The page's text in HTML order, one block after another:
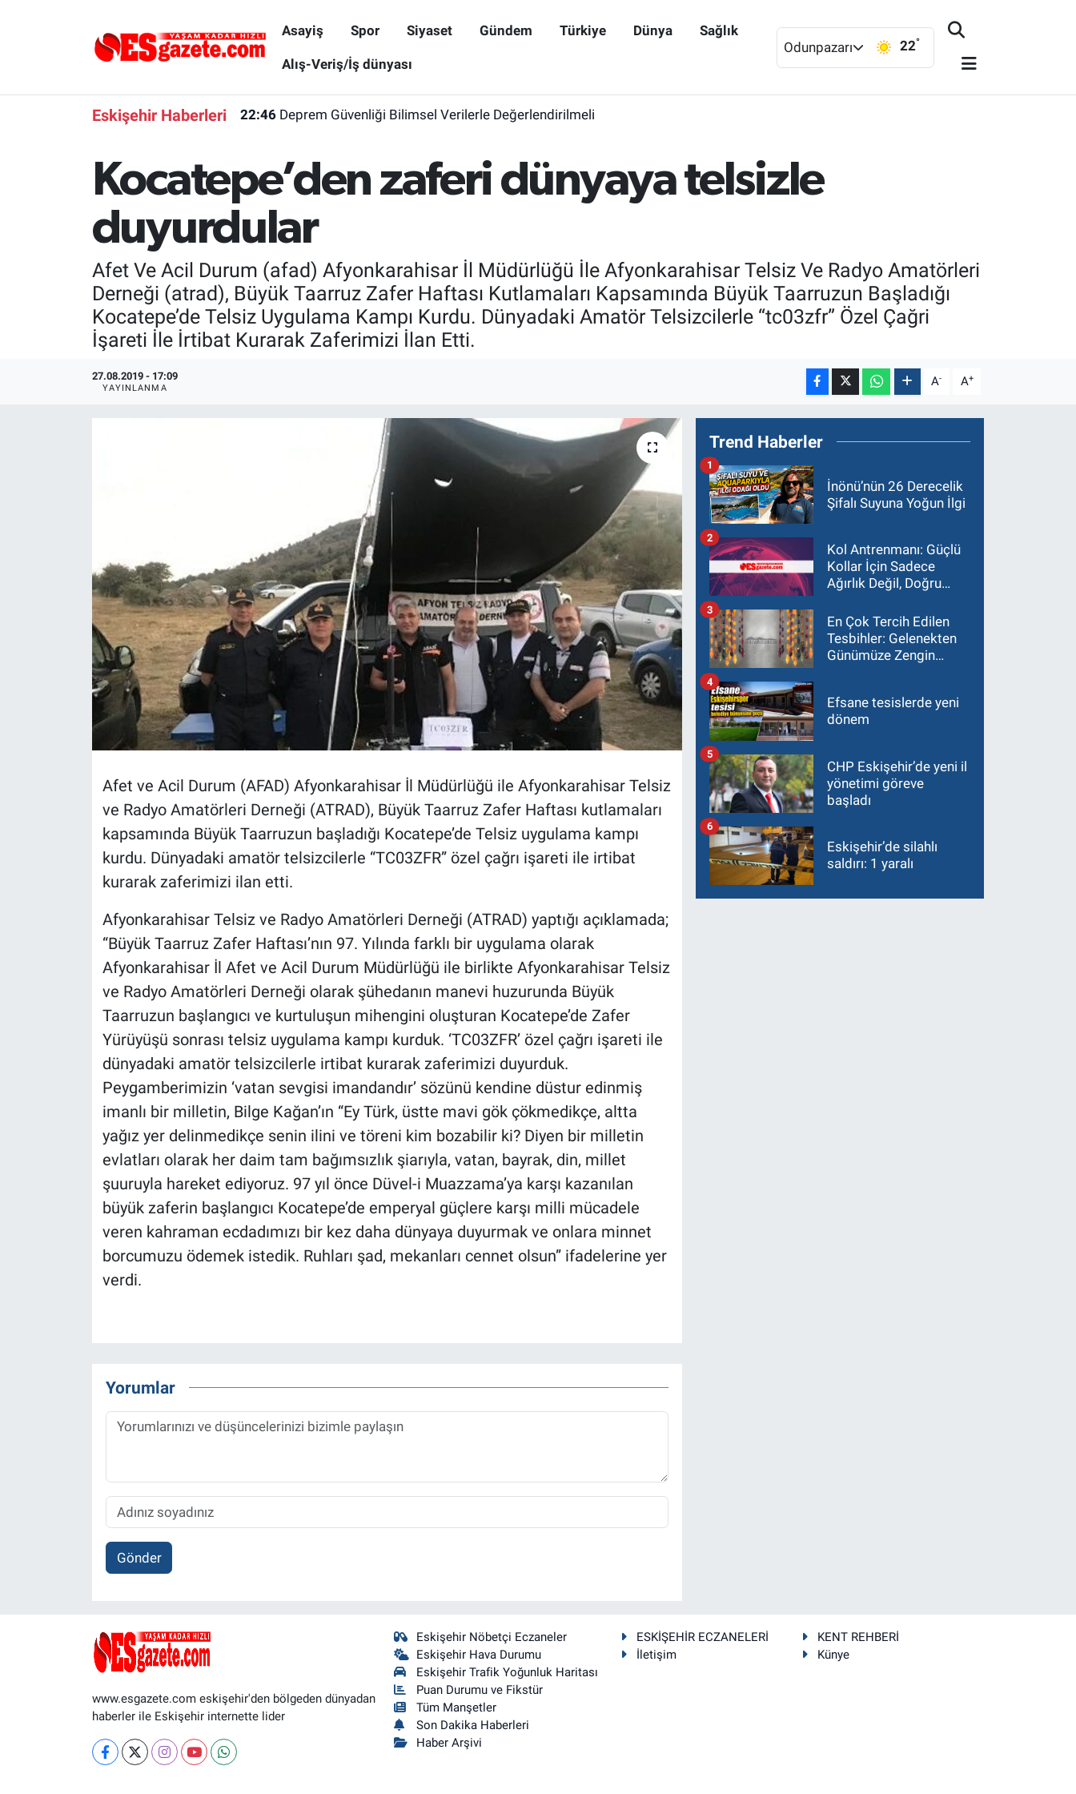
Asayiş Spor Siyaset Gündem Türkiye Dünya Sağlık
Alış-Veriş/İş dünyası
Odunpazarı 22°
Eskişehir Haberleri 22:46 Deprem Güvenliği Bilimsel Verilerle Değerlendirilmeli
Kocatepe’den zaferi dünyaya telsizle
duyurdular
Afet Ve Acil Durum (afad) Afyonkarahisar İl Müdürlüğü İle Afyonkarahisar Telsiz Ve Radyo Amatörleri
Derneği (atrad), Büyük Taarruz Zafer Haftası Kutlamaları Kapsamında Büyük Taarruzun Başladığı
Kocatepe’de Telsiz Uygulama Kampı Kurdu. Dünyadaki Amatör Telsizcilerle “tc03zfr” Özel Çağri
İşareti İle İrtibat Kurarak Zaferimizi İlan Etti.
27.08.2019 - 17:09
YAYINLANMA A- A+
Afet ve Acil Durum (AFAD) Afyonkarahisar İl Müdürlüğü ile Afyonkarahisar Telsiz
ve Radyo Amatörleri Derneği (ATRAD), Büyük Taarruz Zafer Haftası kutlamaları
kapsamında Büyük Taarruzun başladığı Kocatepe’de Telsiz uygulama kampı
kurdu. Dünyadaki amatör telsizcilerle “TC03ZFR” özel çağrı işareti ile irtibat
kurarak zaferimizi ilan etti.
Afyonkarahisar Telsiz ve Radyo Amatörleri Derneği (ATRAD) yaptığı açıklamada;
“Büyük Taarruz Zafer Haftası’nın 97. Yılında farklı bir uygulama olarak
Afyonkarahisar İl Afet ve Acil Durum Müdürlüğü ile birlikte Afyonkarahisar Telsiz
ve Radyo Amatörleri Derneği olarak şühedanın manevi huzurunda Büyük
Taarruzun başlangıcı ve kurtuluşun mihengini oluşturan Kocatepe’de Zafer
Yürüyüşü sonrası telsiz uygulama kampı kurduk. ‘TC03ZFR’ özel çağrı işareti ile
dünyadaki amatör telsizcilerle irtibat kurarak zaferimizi duyurduk.
Peygamberimizin ‘vatan sevgisi imandandır’ sözünü kendine düstur edinmiş
imanlı bir milletin, Bilge Kağan’ın “Ey Türk, üstte mavi gök çökmedikçe, altta
yağız yer delinmedikçe senin ilini ve töreni kim bozabilir ki? Diyen bir milletin
evlatları olarak her daim tam bağımsızlık şiarıyla, vatan, bayrak, din, millet
şuuruyla hareket ediyoruz. 97 yıl önce Düvel-i Muazzama’ya karşı kazanılan
büyük zaferin başlangıcı Kocatepe’de emperyal güçlere karşı milli mücadele
veren kahraman ecdadımızı bir kez daha dünyaya duyurmak ve onlara minnet
borcumuzu ödemek istedik. Ruhları şad, mekanları cennet olsun” ifadelerine yer
verdi.
Yorumlar
Gönder
Trend Haberler
İnönü’nün 26 Derecelik
Şifalı Suyuna Yoğun İlgi
1
Kol Antrenmanı: Güçlü
Kollar İçin Sadece
Ağırlık Değil, Doğru
2
En Çok Tercih Edilen
Tesbihler: Gelenekten
Günümüze Zengin
3
Efsane tesislerde yeni
dönem
4
CHP Eskişehir’de yeni il
yönetimi göreve
başladı
5
Eskişehir’de silahlı
saldırı: 1 yaralı
6
www.esgazete.com eskişehir'den bölgeden dünyadan
haberler ile Eskişehir internette lider
Eskişehir Nöbetçi Eczaneler
Eskişehir Hava Durumu
Eskişehir Trafik Yoğunluk Haritası
Puan Durumu ve Fikstür
Tüm Manşetler
Son Dakika Haberleri
Haber Arşivi
ESKİŞEHİR ECZANELERİ
KENT REHBERİ
İletişim
Künye
Alış-Veriş/İş dünyası
Eskişehirspor Arşivi
Eskişehir Arşivi
Röportaj
Ekonomi
Kültür Sanat
Magazin
Bilim ve Teknoloji
Eskişehir Nöbetçi Eczaneler
Süper Lig Puan Durumu ve Fikstür
Tüm Manşetler
Son Dakika Haberleri
Haber Arşivi